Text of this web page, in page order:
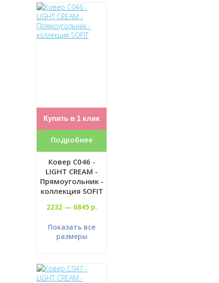
Купить в 1 клик
Подробнее
Ковер C046 -
LIGHT CREAM -
Прямоугольник -
коллекция SOFIT
2232 — 6845 р.
Показать все
размеры